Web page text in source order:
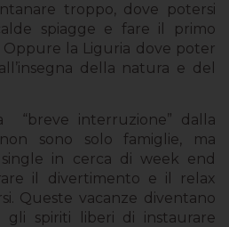
troppo, dove potersi
spiagge e fare il primo
Oppure la Liguria dove poter
della natura e del
“breve interruzione” dalla
sono solo famiglie, ma
in cerca di week end
il divertimento e il relax
Queste vacanze diventano
gli spiriti liberi di instaurare